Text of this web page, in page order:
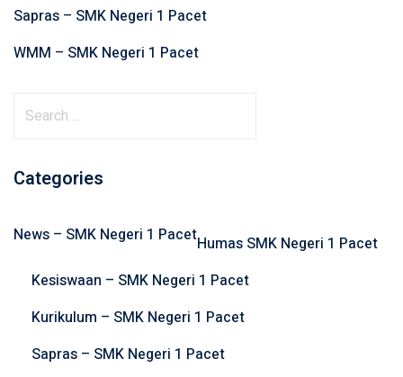
Sapras – SMK Negeri 1 Pacet
WMM – SMK Negeri 1 Pacet
r
f
Categories
News – SMK Negeri 1 PacetHumas SMK Negeri 1 Pacet
Kesiswaan – SMK Negeri 1 Pacet
Kurikulum – SMK Negeri 1 Pacet
Sapras – SMK Negeri 1 Pacet